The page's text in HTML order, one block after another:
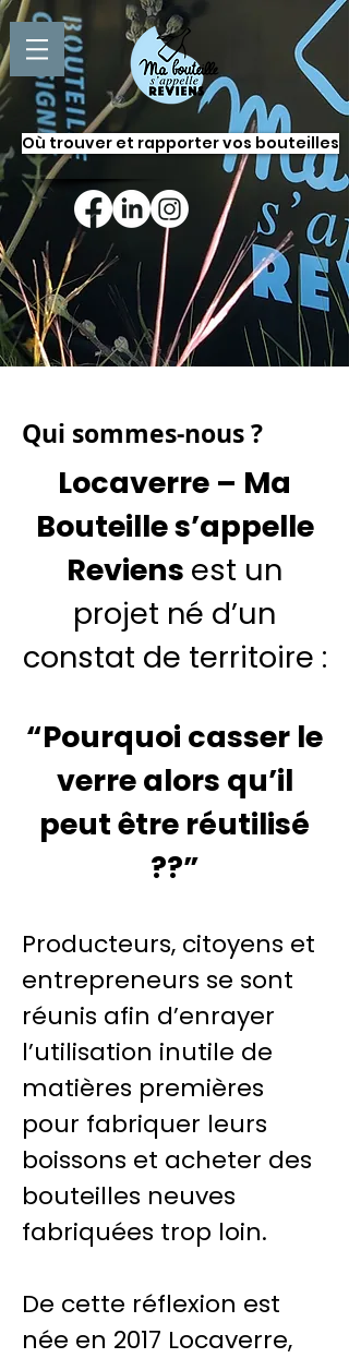
Où trouver et rapporter vos bouteilles
Qui sommes-nous ?
Locaverre – Ma
Bouteille s’appelle
Reviens est un
projet né d’un
constat de territoire :
“Pourquoi casser le
verre alors qu’il
peut être réutilisé
??”
Producteurs, citoyens et
entrepreneurs se sont
réunis afin d’enrayer
l’utilisation inutile de
matières premières
pour fabriquer leurs
boissons et acheter des
bouteilles neuves
fabriquées trop loin.
De cette réflexion est
née en 2017 Locaverre,